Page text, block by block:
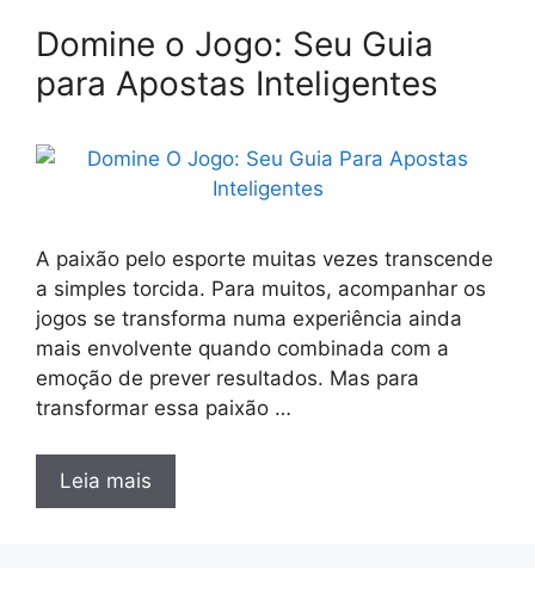
Domine o Jogo: Seu Guia
para Apostas Inteligentes
A paixão pelo esporte muitas vezes transcende
a simples torcida. Para muitos, acompanhar os
jogos se transforma numa experiência ainda
mais envolvente quando combinada com a
emoção de prever resultados. Mas para
transformar essa paixão …
Leia mais